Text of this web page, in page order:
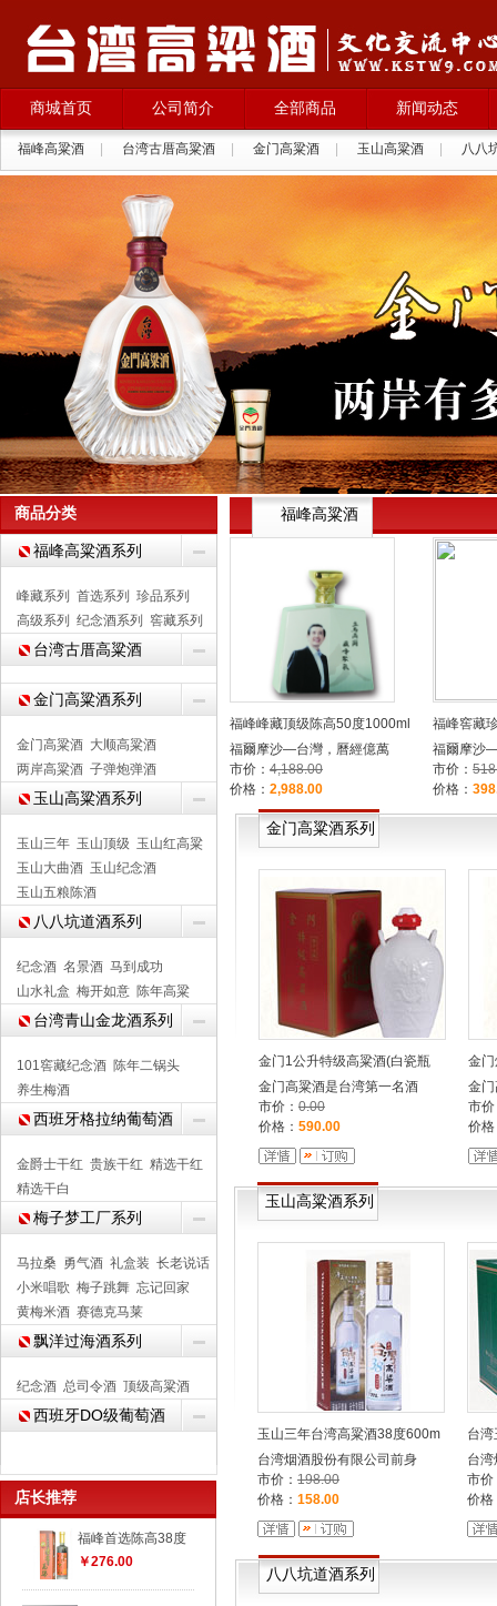
商城首页 公司简介 全部商品 新闻动态
福峰高粱酒 台湾古厝高粱酒 金门高粱酒 玉山高粱酒
八八
拉纳葡萄酒
|
玉山高粱酒系列
玉山三年台湾高粱酒38度600m
台湾烟酒股份有限公司前身
市价： 198.00
价格： 158.00
台
台
市价
价格
金门高粱酒系列
金门1公升特级高粱酒(白瓷瓶
金门高粱酒是台湾第一名酒
市价： 0.00
价格： 590.00
金
金
市
价
八八坑道酒系列
福峰高粱酒
商品分类
福峰高粱酒系列
峰藏系列 首选系列
珍品系列
高级系列
纪念酒系列 窖藏系列
台湾古厝高粱酒
金门高粱酒系列
金门高粱酒 大顺高粱酒
两岸高粱酒 子弹炮弹酒
玉山高粱酒系列
玉山三年 玉山顶级 玉山红高粱
玉山大曲酒 玉山纪念酒
玉山五粮陈酒
八八坑道酒系列
纪念酒 名景酒 马到成功
山水礼盒 梅开如意 陈年高粱
台湾青山金龙酒系列
101窖藏纪念酒 陈年二锅头
养生梅酒
西班牙格拉纳葡萄酒
金爵士干红 贵族干红 精选干红
精选干白
梅子梦工厂系列
马拉桑 勇气酒 礼盒装 长老说话
小米唱歌 梅子跳舞 忘记回家
黄梅米酒 赛德克马莱
飘洋过海酒系列
纪念酒 总司令酒 顶级高粱酒
西班牙DO级葡萄酒
福峰峰藏顶级陈高50度1000ml
福爾摩沙—台灣，曆經億萬
市价： 4,188.00
价格： 2,988.00
福峰窖藏
福爾摩沙
市价：
价格：
店长推荐
福峰首选陈高38度
￥276.00